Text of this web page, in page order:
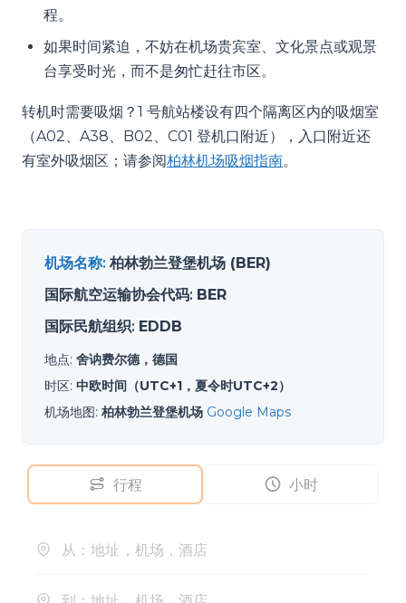
程。
如果时间紧迫，不妨在机场贵宾室、文化景点或观景
台享受时光，而不是匆忙赶往市区。
转机时需要吸烟？1 号航站楼设有四个隔离区内的吸烟室
（A02、A38、B02、C01 登机口附近），入口附近还
有室外吸烟区；请参阅柏林机场吸烟指南。
机场名称: 柏林勃兰登堡机场 (BER)
国际航空运输协会代码: BER
国际民航组织: EDDB
地点: 舍讷费尔德，德国
时区: 中欧时间（UTC+1，夏令时UTC+2）
机场地图: 柏林勃兰登堡机场 Google Maps